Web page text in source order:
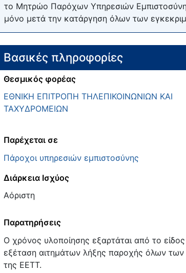
το Μητρώο Παρόχων Υπηρεσιών
μόνο μετά την κατάργηση όλων των
Βασικές πληροφορίες
Θεσμικός φορέας
ΕΘΝΙΚΗ ΕΠΙΤΡΟΠΗ ΤΗΛΕΠΙΚΟΙΝΩΝΙΩΝ ΚΑΙ
ΤΑΧΥΔΡΟΜΕΙΩΝ
Παρέχεται σε
Πάροχοι υπηρεσιών εμπιστοσύνης
Διάρκεια Ισχύος
Αόριστη
Παρατηρήσεις
Ο χρόνος υλοποίησης εξαρτάται από το
εξέταση αιτημάτων λήξης παροχής όλων
της ΕΕΤΤ.